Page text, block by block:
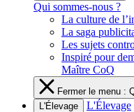
Qui sommes-nous ?
La culture de
La saga
Les sujets
Inspiré pour
Maître CoQ
Fermer le menu :
L'Élevage
L'Élevage